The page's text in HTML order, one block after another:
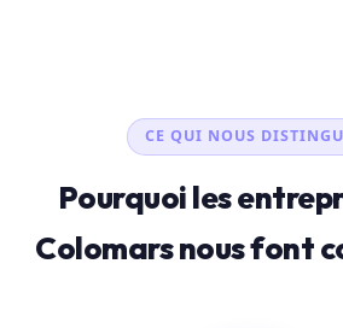
CE QUI NOUS
Pourquoi les
Colomars nous font